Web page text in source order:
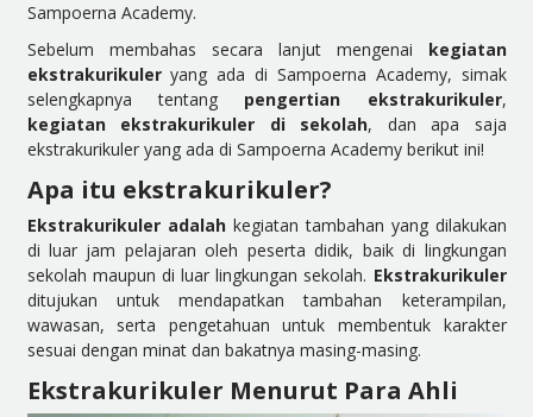
Sampoerna Academy.
Sebelum membahas secara lanjut mengenai kegiatan
ekstrakurikuleryang ada di Sampoerna Academy, simak
selengkapnya tentang pengertian ekstrakurikuler,
kegiatan ekstrakurikuler di sekolah, dan apa saja
ekstrakurikuler yang ada di Sampoerna Academy berikut ini!
Apa itu ekstrakurikuler?
Ekstrakurikuler adalahkegiatan tambahan yang dilakukan
di luar jam pelajaran oleh peserta didik, baik di lingkungan
sekolah maupun di luar lingkungan sekolah. Ekstrakurikuler
ditujukan untuk mendapatkan tambahan keterampilan,
wawasan, serta pengetahuan untuk membentuk karakter
sesuai dengan minat dan bakatnya masing-masing.
Ekstrakurikuler Menurut Para Ahli